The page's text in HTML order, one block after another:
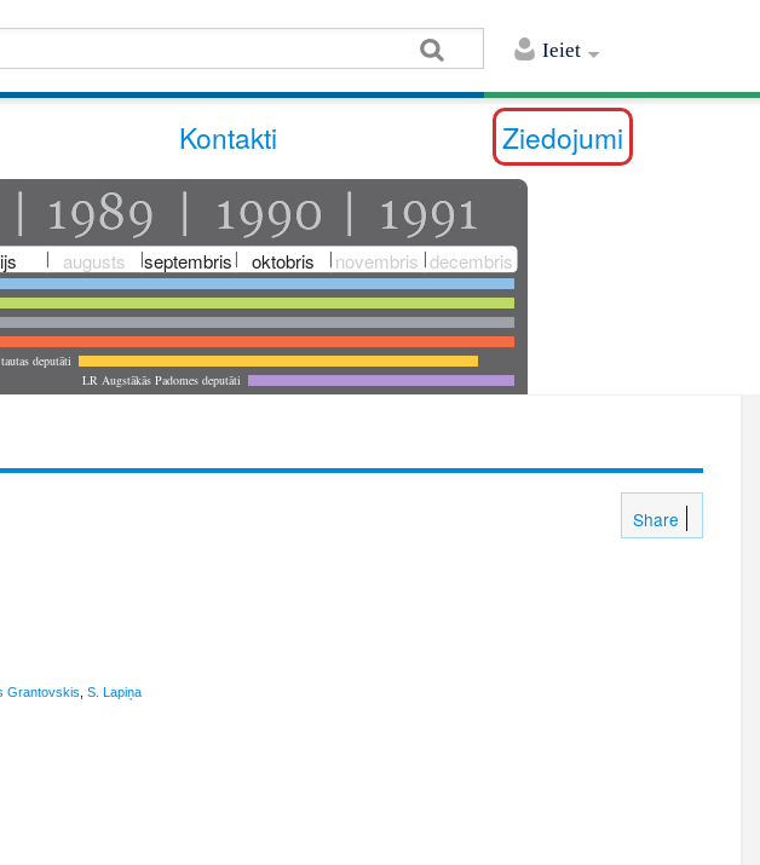
Ieiet
Kontakti Ziedojumi
augusts septembris oktobris novembris decembris
deputāti
LR Augstākās Padomes deputāti
Share
Grantovskis S. Lapiņa